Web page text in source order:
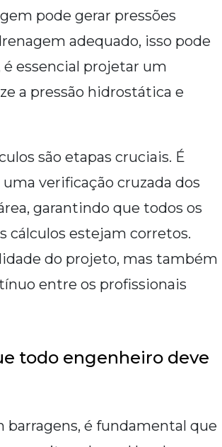
pode gerar pressões
adequado, isso pode
essencial projetar um
a pressão hidrostática e
são etapas cruciais. É
verificação cruzada dos
garantindo que todos os
cálculos estejam corretos.
do projeto, mas também
entre os profissionais
todo engenheiro deve
barragens, é fundamental que